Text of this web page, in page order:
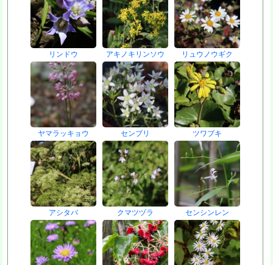
リンドウ アキノキリンソウ リュウノウギク
ヤマラッキョウ センブリ ツワブキ
アシタバ クマツヅラ センシンレン